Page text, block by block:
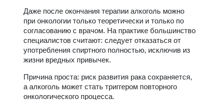
Даже после окончания терапии алкоголь можно
при онкологии только теоретически и только по
согласованию с врачом. На практике большинство
специалистов считают: следует отказаться от
употребления спиртного полностью, исключив из
жизни вредных привычек.
Причина проста: риск развития рака сохраняется,
а алкоголь может стать триггером повторного
онкологического процесса.